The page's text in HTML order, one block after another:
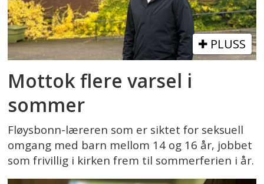
PLUSS
Mottok flere varsel i
sommer
Fløysbonn-læreren som er siktet for seksuell
omgang med barn mellom 14 og 16 år, jobbet
som frivillig i kirken frem til sommerferien i år.